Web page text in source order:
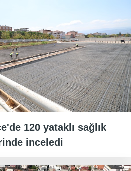
120 yataklı sağlık
inceledi